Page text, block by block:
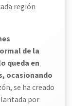
región
de la
queda en
ocasionando
se ha creado
por